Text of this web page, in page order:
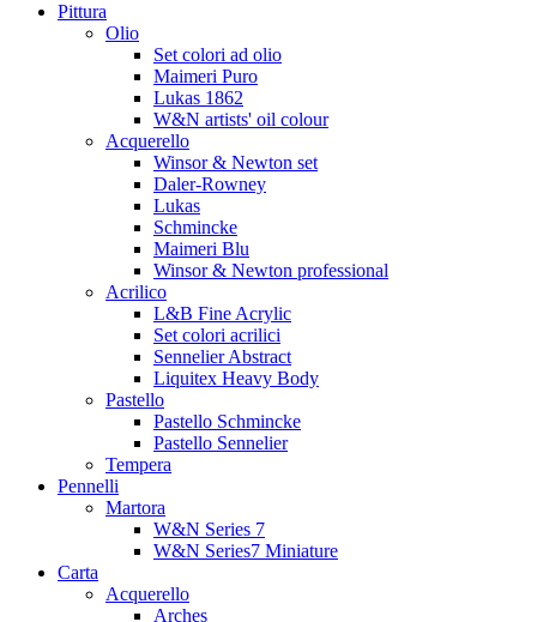
Pittura
Olio
Set colori ad olio
Maimeri Puro
Lukas 1862
W&N artists' oil colour
Acquerello
Winsor & Newton set
Daler-Rowney
Lukas
Schmincke
Maimeri Blu
Winsor & Newton professional
Acrilico
L&B Fine Acrylic
Set colori acrilici
Sennelier Abstract
Liquitex Heavy Body
Pastello
Pastello Schmincke
Pastello Sennelier
Tempera
Pennelli
Martora
W&N Series 7
W&N Series7 Miniature
Carta
Acquerello
Arches